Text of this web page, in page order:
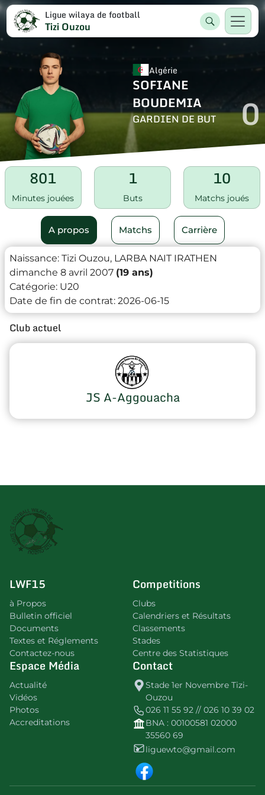
Ligue wilaya de football
Tizi Ouzou
Algérie
SOFIANE
BOUDEMIA
GARDIEN DE BUT 0
801
Minutes jouées
1
Buts
10
Matchs joués
A propos Matchs Carrière
Naissance: Tizi Ouzou, LARBA NAIT IRATHEN
dimanche 8 avril 2007 (19 ans)
Catégorie: U20
Date de fin de contrat: 2026-06-15
Club actuel
JS A-Aggouacha
LWF15
à Propos
Bulletin officiel
Documents
Textes et Réglements
Contactez-nous
Competitions
Clubs
Calendriers et Résultats
Classements
Stades
Centre des Statistiques
Espace Média
Actualité
Vidéos
Photos
Accreditations
Contact
Stade 1er Novembre Tizi-
Ouzou
026 11 55 92 // 026 10 39 02
BNA : 00100581 02000
35560 69
liguewto@gmail.com